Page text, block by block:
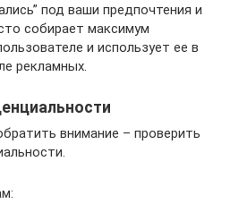
под ваши предпочтения и
собирает максимум
и использует ее в
рекламных.
внимание – проверить